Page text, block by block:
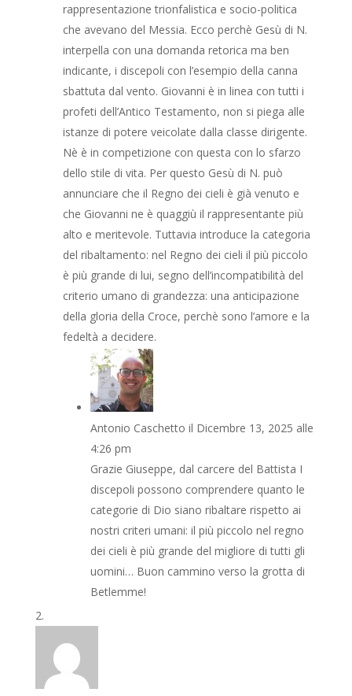
rappresentazione trionfalistica e socio-politica
che avevano del Messia. Ecco perchè Gesù di N.
interpella con una domanda retorica ma ben
indicante, i discepoli con l’esempio della canna
sbattuta dal vento. Giovanni è in linea con tutti i
profeti dell’Antico Testamento, non si piega alle
istanze di potere veicolate dalla classe dirigente.
Nè è in competizione con questa con lo sfarzo
dello stile di vita. Per questo Gesù di N. può
annunciare che il Regno dei cieli è già venuto e
che Giovanni ne è quaggiù il rappresentante più
alto e meritevole. Tuttavia introduce la categoria
del ribaltamento: nel Regno dei cieli il più piccolo
è più grande di lui, segno dell’incompatibilità del
criterio umano di grandezza: una anticipazione
della gloria della Croce, perchè sono l’amore e la
fedeltà a decidere.
Antonio Caschetto il Dicembre 13, 2025 alle
4:26 pm
Grazie Giuseppe, dal carcere del Battista I
discepoli possono comprendere quanto le
categorie di Dio siano ribaltare rispetto ai
nostri criteri umani: il più piccolo nel regno
dei cieli è più grande del migliore di tutti gli
uomini… Buon cammino verso la grotta di
Betlemme!